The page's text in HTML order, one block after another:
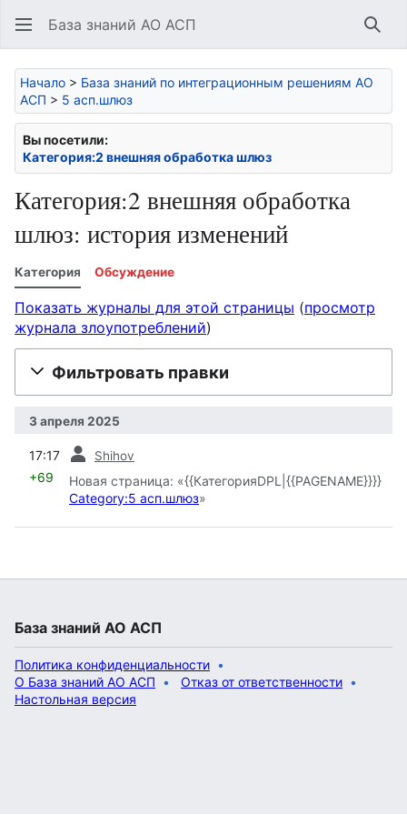
База знаний АО АСП
Начало > База знаний по интеграционным решениям АО
АСП > 5 асп.шлюз
Вы посетили:
Категория:2 внешняя обработка шлюз
Категория:2 внешняя обработка
шлюз: история изменений
Категория Обсуждение
Показать журналы для этой страницы (просмотр
журнала злоупотреблений)
Фильтровать правки
3 апреля 2025
17:17 Shihov
+69
Новая страница: «{{КатегорияDPL|{{PAGENAME}}}}
Category:5 асп.шлюз»
База знаний АО АСП
Политика конфиденциальности
О База знаний АО АСП
Отказ от ответственности
Настольная версия